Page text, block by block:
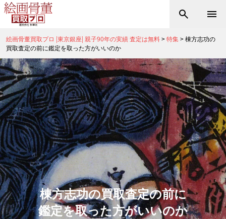
絵画骨董買取プロ |東京銀座| 親子90年の実績 査定は無料>特集>棟方志功の
買取査定の前に鑑定を取った方がいいのか
棟方志功の買取査定の前に
鑑定を取った方がいいのか